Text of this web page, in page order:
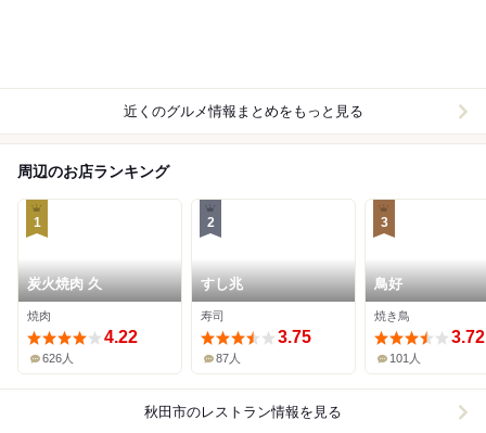
近くのグルメ情報まとめをもっと見る
周辺のお店ランキング
1
炭火焼肉 久
焼肉
4.22
626人
2
すし兆
寿司
3.75
87人
3
鳥好
焼き鳥
3.72
101人
秋田市のレストラン情報を見る